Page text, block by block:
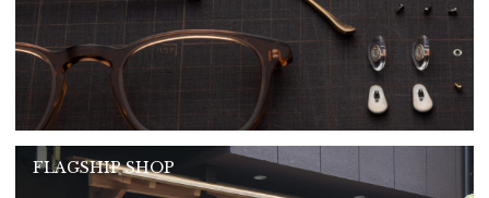
FLAGSHIP SHOP